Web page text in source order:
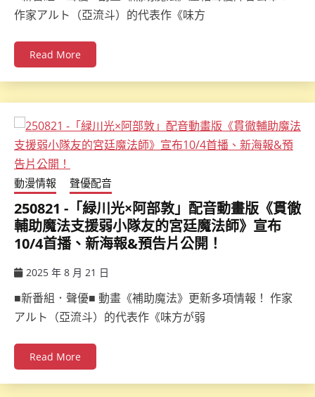
作家アルト（亞流斗）的代表作《味方
Read More
動漫情報 聲優配音
250821 -「緑川光×阿部敦」配音動畫版《貫徹
輔助魔法支援弱小隊友的宮廷魔法師》宣布
10/4首播、新海報&預告片公開！
2025 年 8 月 21 日
■新番組．聲優■ 動畫《補助魔法》更新多項情報！ 作家
アルト（亞流斗）的代表作《味方が弱
Read More